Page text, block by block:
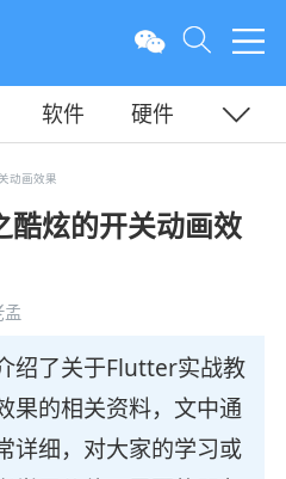
软件
硬件
动画效果
炫的开关动画效
绍了关于Flutter实战教
果的相关资料，文中通
详细，对大家的学习或